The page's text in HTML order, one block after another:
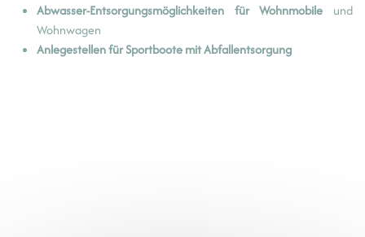
Abwasser-Entsorgungsmöglichkeiten für Wohnmobile und
Wohnwagen
Anlegestellen für Sportboote mit Abfallentsorgung